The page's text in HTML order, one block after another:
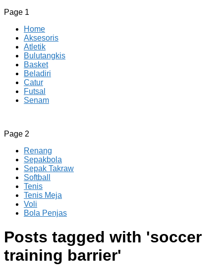
Page 1
Home
Aksesoris
Atletik
Bulutangkis
Basket
Beladiri
Catur
Futsal
Senam
CV JAYA BERSAMA Co Id
Menyediakan Semua Perlengkapan Olahraga Yang
Page 2
Renang
Sepakbola
Sepak Takraw
Softball
Tenis
Tenis Meja
Voli
Bola Penjas
Posts tagged with 'soccer
training barrier'